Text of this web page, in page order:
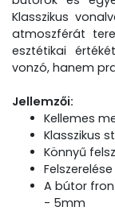
Klasszikus
atmoszférát
esztétikai
vonzó, hanem
Jellemzői:
Kellemes
Klasszikus
Könnyű
A bútor
- 5mm